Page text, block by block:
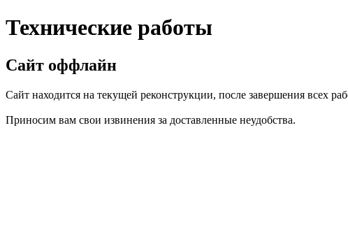
Технические работы
Сайт оффлайн
Сайт находится на текущей реконструкции, после завершения всех
Приносим вам свои извинения за доставленные неудобства.